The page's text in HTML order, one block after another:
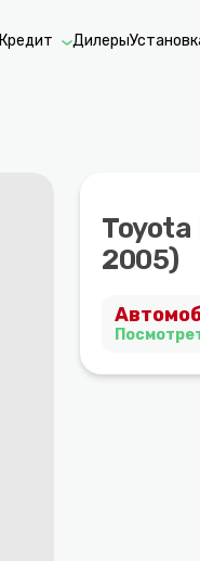
Кредит Дилеры
Toyota
2005)